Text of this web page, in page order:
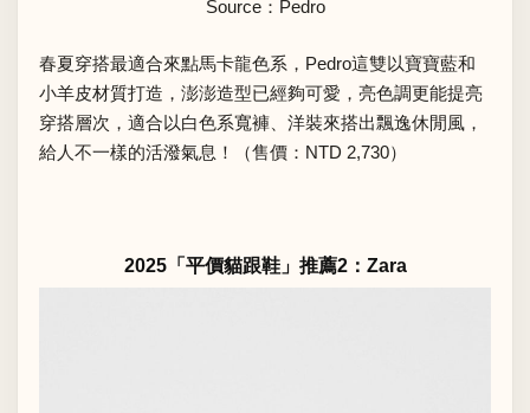
Source：Pedro
春夏穿搭最適合來點馬卡龍色系，Pedro這雙以寶寶藍和
小羊皮材質打造，澎澎造型已經夠可愛，亮色調更能提亮
穿搭層次，適合以白色系寬褲、洋裝來搭出飄逸休閒風，
給人不一樣的活潑氣息！（售價：NTD 2,730）
2025「平價貓跟鞋」推薦2：Zara